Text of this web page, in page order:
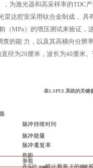
，为激光器和高采样率的TDC
雷达腔室采用钛合金制成， 具
（MPa）的增压测试来验证，
查的能 力，以及其高横向分辨
径为20厘米，波长为40厘米
表1.SPUL系统的关键